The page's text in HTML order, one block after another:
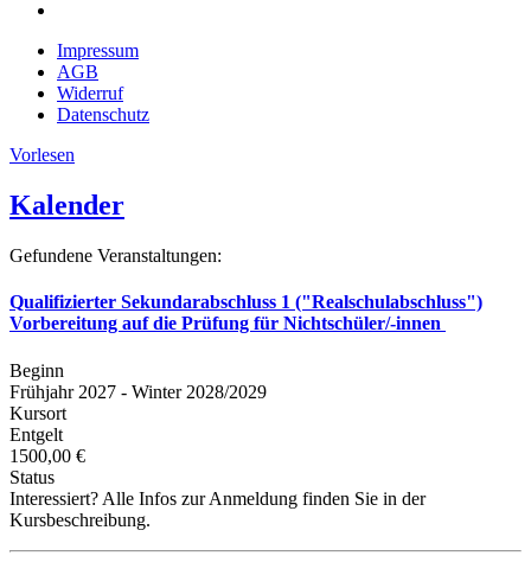
Impressum
AGB
Widerruf
Datenschutz
Vorlesen
Kalender
Gefundene Veranstaltungen:
Qualifizierter Sekundarabschluss 1 ("Realschulabschluss")
Vorbereitung auf die Prüfung für Nichtschüler/-innen
Beginn
Frühjahr 2027 - Winter 2028/2029
Kursort
Entgelt
1500,00 €
Status
Interessiert? Alle Infos zur Anmeldung finden Sie in der
Kursbeschreibung.